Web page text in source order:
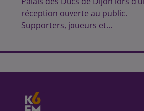
réception ouverte au public.
Supporters, joueurs et...